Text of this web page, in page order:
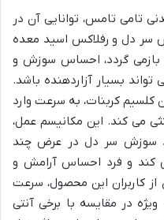
تامی تامس، توانایی آن در
سر دل و رفلاکس اسید معده
گردد، احساس سوزش و
بسیار آزاردهنده باشد.
کلسیم کربنات، به سرعت وارد
می کند. این مکانیسم عمل،
سوزش سر دل در عرض چند
کند و فرد احساس آرامش و
از کاربران این محصول، سرعت
در مقایسه با برخی آنتی